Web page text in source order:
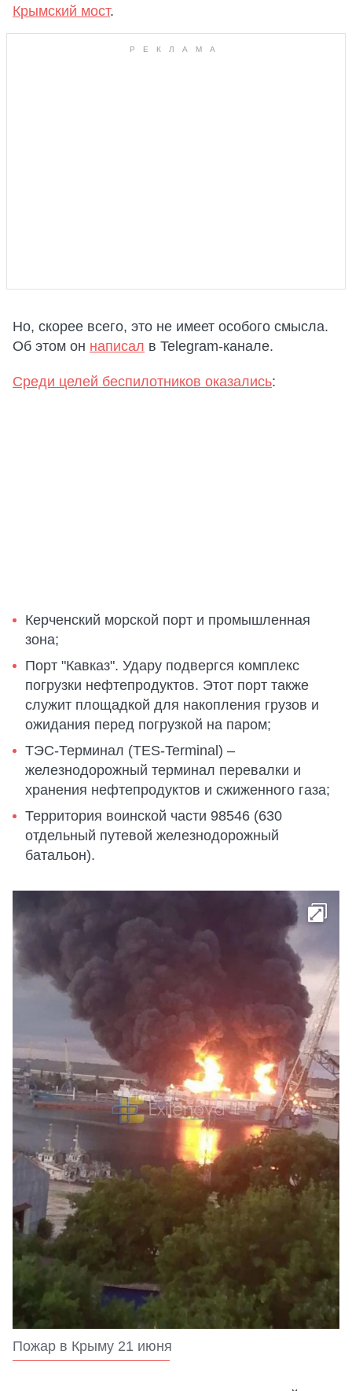
Крымский мост.
Но, скорее всего, это не имеет особого смысла.
Об этом он написал в Telegram-канале.
Среди целей беспилотников оказались:
Керченский морской порт и промышленная
зона;
Порт "Кавказ". Удару подвергся комплекс
погрузки нефтепродуктов. Этот порт также
служит площадкой для накопления грузов и
ожидания перед погрузкой на паром;
ТЭС-Терминал (TES-Terminal) –
железнодорожный терминал перевалки и
хранения нефтепродуктов и сжиженного газа;
Территория воинской части 98546 (630
отдельный путевой железнодорожный
батальон).
Пожар в Крыму 21 июня